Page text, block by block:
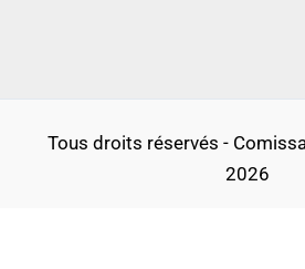
Tous droits réservés -
2026